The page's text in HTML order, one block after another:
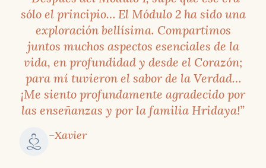
Una introducción a fondo sobre el
pranay elpranayama, que
incluye la respiración yóguica
completa, ejercicios de
respiración rítmica para la
purificación mental y los sueños
lúcidos, y la respiración alterna de
Charlas acerca de sanación
sólo el principio… El Módulo 2 ha sido una
exploración bellísima. Compartimos
juntos muchos aspectos esenciales de la
vida, en profundidad y desde el Corazón;
para mí tuvieron el sabor de la Verdad…
¡Me siento profundamente agradecido por
las enseñanzas y por la familia Hridaya!”
–Xavier